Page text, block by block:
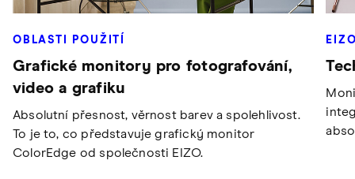
OBLASTI POUŽITÍ
Grafické monitory pro fotografování,
video a grafiku
Absolutní přesnost, věrnost barev a spolehlivost.
To je to, co představuje grafický monitor
ColorEdge od společnosti EIZO.